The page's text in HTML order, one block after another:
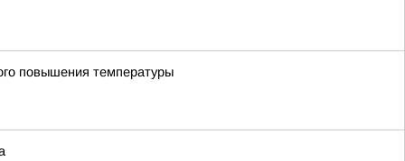
повышения температуры